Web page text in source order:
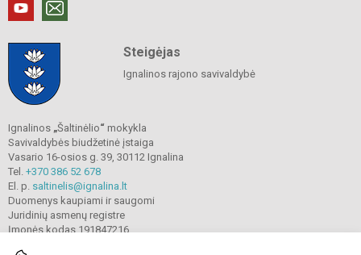
Steigėjas
Ignalinos rajono savivaldybė
Ignalinos „Šaltinėlio“ mokykla
Savivaldybės biudžetinė įstaiga
Vasario 16-osios g. 39, 30112 Ignalina
Tel. +370 386 52 678
El. p. saltinelis@ignalina.lt
Duomenys kaupiami ir saugomi
Juridinių asmenų registre
Įmonės kodas 191847216